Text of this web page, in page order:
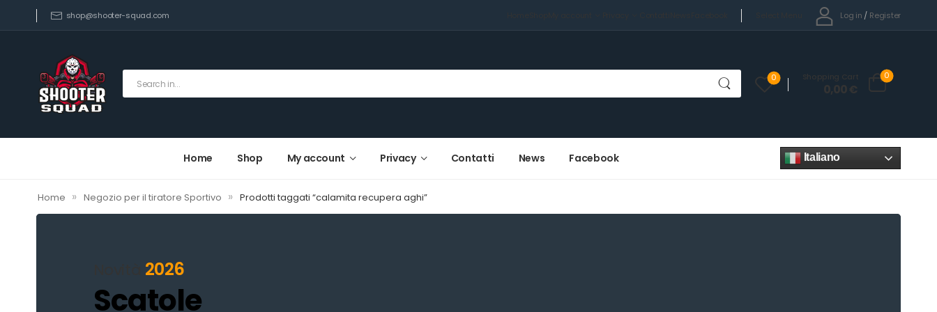
shop@shooter-squad.com Log in / Register
0 Shopping Cart
0,00€
0
Home Shop My account Privacy Contatti News Facebook Italiano
Home » Negozio per il tiratore Sportivo » Prodotti taggati “calamita recupera aghi”
2026
Scatole